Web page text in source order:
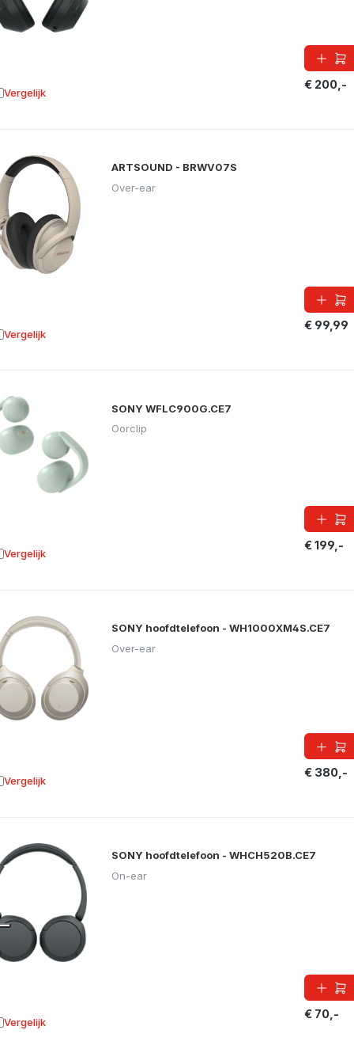
€ 200,-
Vergelijk aan vergelijking
ARTSOUND - BRWV07S
Over-ear
€ 99,99
Vergelijk aan vergelijking
SONY WFLC900G.CE7
Oorclip
€ 199,-
Vergelijk aan vergelijking
SONY hoofdtelefoon - WH1000XM4S.CE7
Over-ear
€ 380,-
Vergelijk aan vergelijking
SONY hoofdtelefoon - WHCH520B.CE7
On-ear
€ 70,-
Vergelijk aan vergelijking